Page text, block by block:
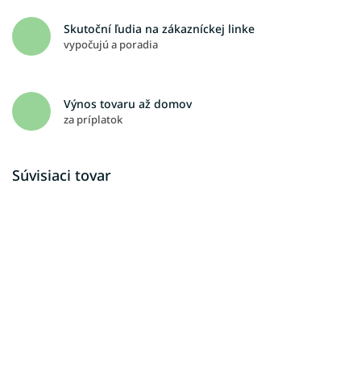
Skutoční ľudia na zákazníckej linke
vypočujú a poradia
Výnos tovaru až domov
za príplatok
Súvisiaci tovar